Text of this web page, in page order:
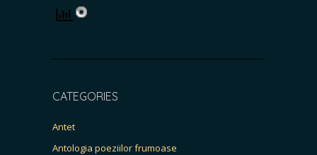
CATEGORIES
Antet
Antologia poeziilor frumoase